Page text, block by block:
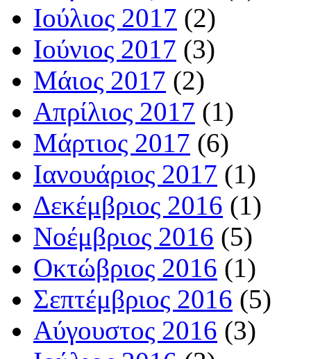
Ιούλιος 2017 (2)
Ιούνιος 2017 (3)
Μάιος 2017 (2)
Απρίλιος 2017 (1)
Μάρτιος 2017 (6)
Ιανουάριος 2017 (1)
Δεκέμβριος 2016 (1)
Νοέμβριος 2016 (5)
Οκτώβριος 2016 (1)
Σεπτέμβριος 2016 (5)
Αύγουστος 2016 (3)